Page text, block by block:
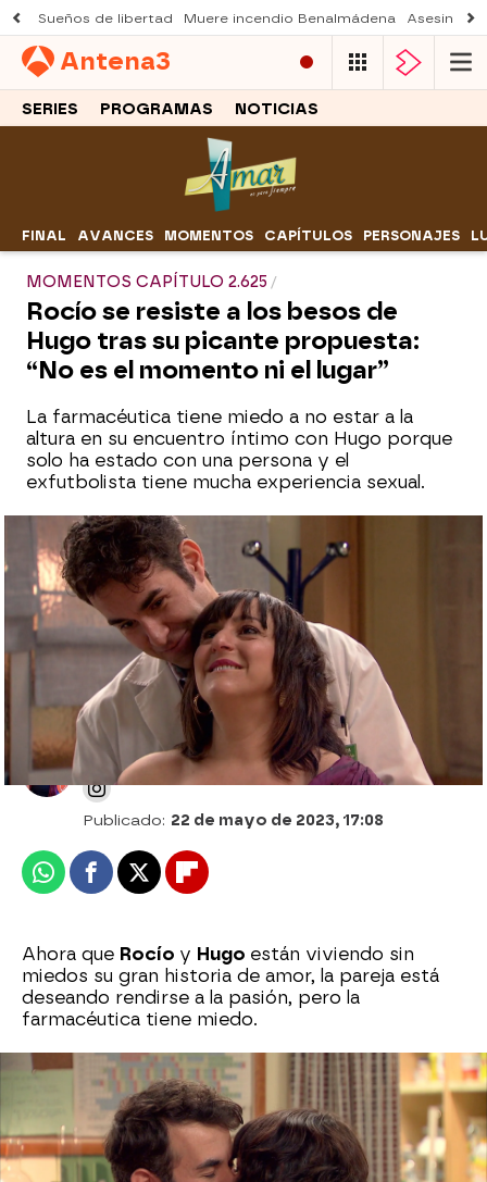
Sueños de libertad Muere incendio Benalmádena Asesinato
Antena3
SERIES PROGRAMAS NOTICIAS
FINAL AVANCES MOMENTOS CAPÍTULOS PERSONAJES
MOMENTOS CAPÍTULO 2.625
Rocío se resiste a los besos de
Hugo tras su picante propuesta:
“No es el momento ni el lugar”
La farmacéutica tiene miedo a no estar a la
altura en su encuentro íntimo con Hugo porque
solo ha estado con una persona y el
exfutbolista tiene mucha experiencia sexual.
La confesión de Hugo abre una profunda
brecha en su relación con Rocío: “Me
acosté con Úrsula”
Desirée Castillo
Publicado: 22 de mayo de 2023, 17:08
WhatsappFacebook
X Flipboard
Ahora que Rocío y Hugo están viviendo sin
miedos su gran historia de amor, la pareja está
deseando rendirse a la pasión, pero la
farmacéutica tiene miedo.
En la rebotica, mientras se probaba el vestido
de boda que espera llevar a la boda de Fito y
Silvia,Rocío ha frenado a Hugo. “No es el
momento ni el lugar”, le ha dicho.